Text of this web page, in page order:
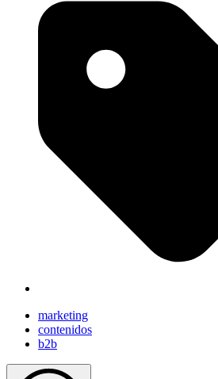
marketing
contenidos
b2b